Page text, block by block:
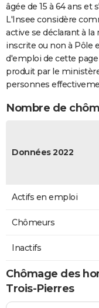
âgée de 15 à 64 ans
L'Insee considère
active se déclarant à
inscrite ou non à Pôle
d'emploi de cette
produit par le
personnes
Nombre de
Données 2022
Actifs en emploi
Chômeurs
Inactifs
Chômage des
Trois-Pierres